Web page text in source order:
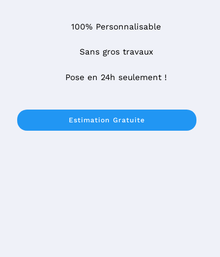
100% Personnalisable
Sans gros travaux
Pose en 24h seulement !
Estimation Gratuite